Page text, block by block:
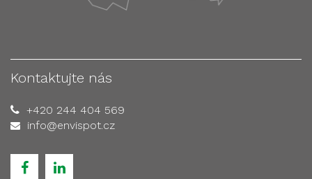
Kontaktujte nás
+420 244 404 569
info@envispot.cz